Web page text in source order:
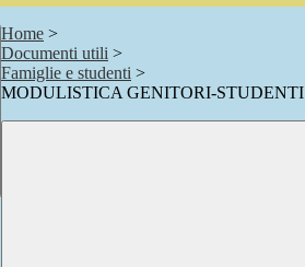
Home >
Documenti utili >
Famiglie e studenti >
MODULISTICA GENITORI-STUDENTI